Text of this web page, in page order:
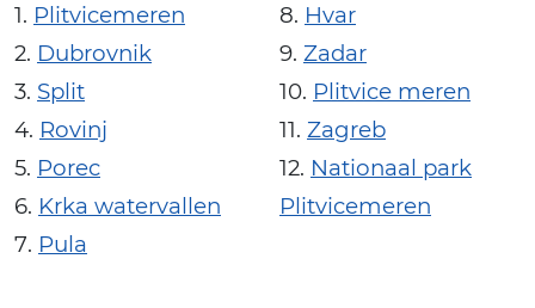
Plitvicemeren
Dubrovnik
Split
Rovinj
Porec
Krka watervallen
Pula
Hvar
Zadar
Plitvice meren
Zagreb
Nationaal park
Plitvicemeren